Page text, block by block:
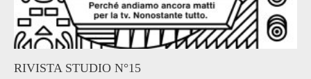
RIVISTA STUDIO N°15